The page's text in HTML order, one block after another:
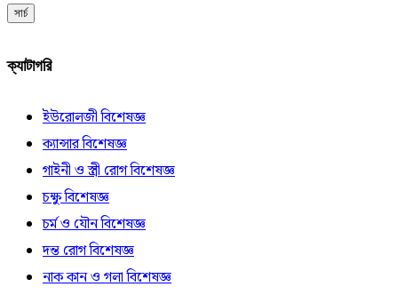
সার্চ
ক্যাটাগরি
ইউরোলজী বিশেষজ্ঞ
ক্যান্সার বিশেষজ্ঞ
গাইনী ও স্ত্রী রোগ বিশেষজ্ঞ
চক্ষু বিশেষজ্ঞ
চর্ম ও যৌন বিশেষজ্ঞ
দন্ত রোগ বিশেষজ্ঞ
নাক কান ও গলা বিশেষজ্ঞ